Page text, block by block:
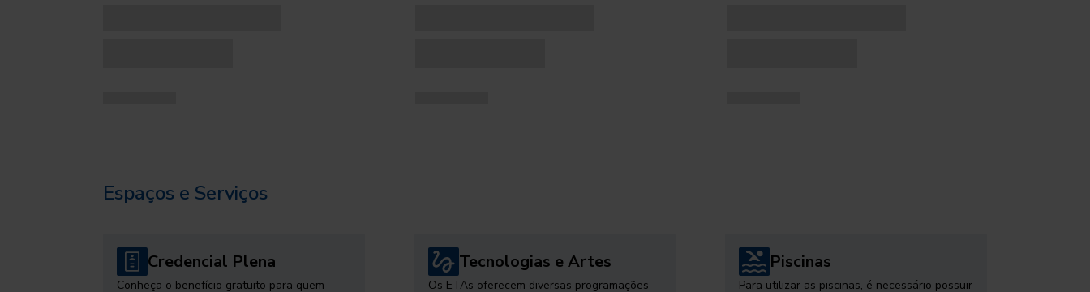
Espaços e Serviços
Credencial Plena
Conheça o benefício gratuito para quem
Tecnologias e Artes
Os ETAs oferecem diversas programações
Piscinas
Para utilizar as piscinas, é necessário possuir